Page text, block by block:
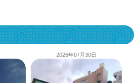
2026年07月30日